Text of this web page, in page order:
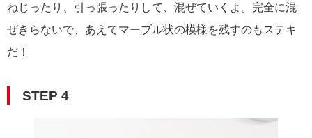
ねじったり、引っ張ったりして、混ぜていくよ。完全に混
ぜきらないで、あえてマーブル状の模様を残すのもステキ
だ！
STEP 4